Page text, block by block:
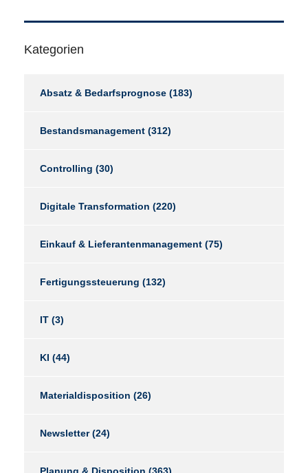
Kategorien
Absatz & Bedarfsprognose (183)
Bestandsmanagement (312)
Controlling (30)
Digitale Transformation (220)
Einkauf & Lieferantenmanagement (75)
Fertigungssteuerung (132)
IT (3)
KI (44)
Materialdisposition (26)
Newsletter(24)